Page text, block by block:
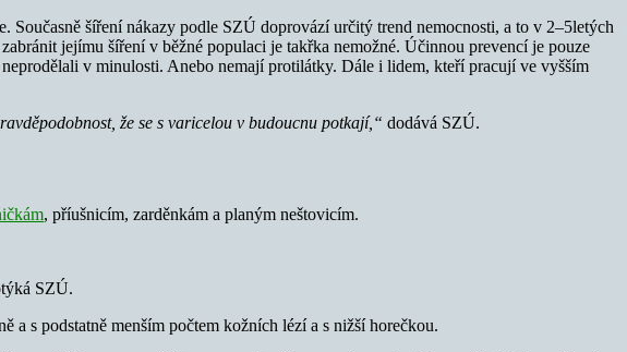
šíření nákazy podle SZÚ doprovází určitý trend nemocnosti, a to v 2–5letých
jejímu šíření v běžné populaci je takřka nemožné. Účinnou prevencí je pouze
v minulosti. Anebo nemají protilátky. Dále i lidem, kteří pracují ve vyšším
že se s varicelou v budoucnu potkají,“ dodává SZÚ.
, příušnicím, zarděnkám a planým neštovicím.
SZÚ.
s podstatně menším počtem kožních lézí a s nižší horečkou.